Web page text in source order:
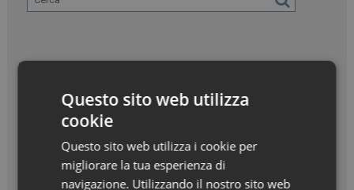
Questo sito web utilizza
cookie
Questo sito web utilizza i cookie per
migliorare la tua esperienza di
navigazione. Utilizzando il nostro sito web